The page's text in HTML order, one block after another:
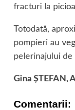
fracturi la
Totodată,
pompieri au
pelerinajului de
Gina ŞTEFAN,
Comentarii: